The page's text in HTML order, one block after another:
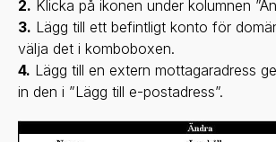
2. Klicka på ikonen under kolumnen
3. Lägg till ett befintligt konto för
välja det i komboboxen.
4. Lägg till en extern mottagaradress
in den i ”Lägg till e-postadress”.